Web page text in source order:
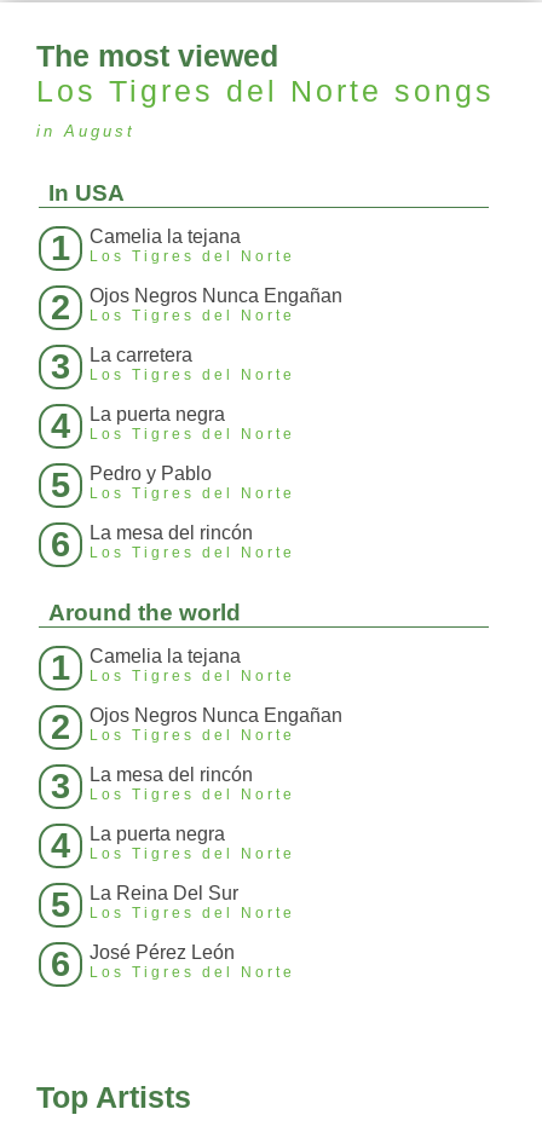
The most viewed
Los Tigres del Norte songs
in August
In USA
1 Camelia la tejana
Los Tigres del Norte
2 Ojos Negros Nunca Engañan
Los Tigres del Norte
3 La carretera
Los Tigres del Norte
4 La puerta negra
Los Tigres del Norte
5 Pedro y Pablo
Los Tigres del Norte
6 La mesa del rincón
Los Tigres del Norte
Around the world
1 Camelia la tejana
Los Tigres del Norte
2 Ojos Negros Nunca Engañan
Los Tigres del Norte
3 La mesa del rincón
Los Tigres del Norte
4 La puerta negra
Los Tigres del Norte
5 La Reina Del Sur
Los Tigres del Norte
6 José Pérez León
Los Tigres del Norte
Top Artists